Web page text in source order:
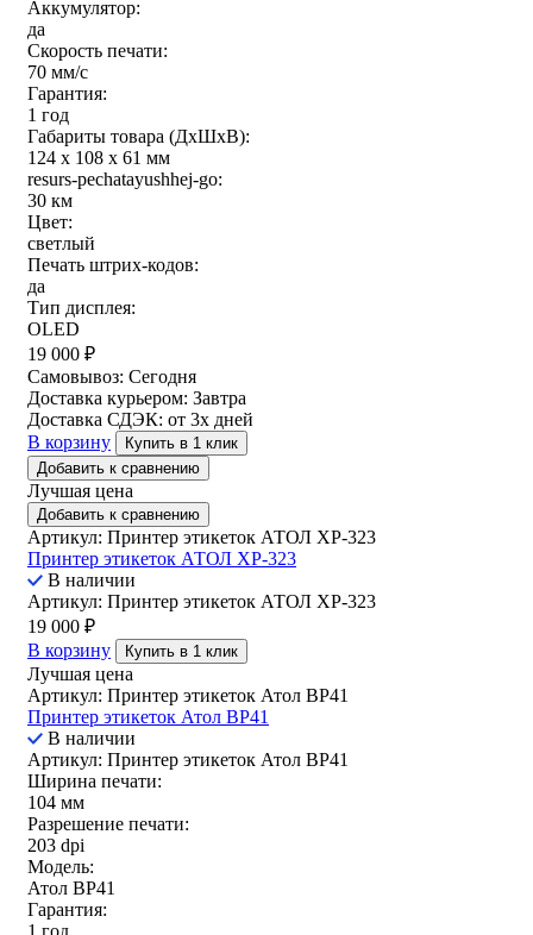
Аккумулятор:
да
Скорость печати:
70 мм/с
Гарантия:
1 год
Габариты товара (ДxШxВ):
124 x 108 x 61 мм
resurs-pechatayushhej-go:
30 км
Цвет:
светлый
Печать штрих-кодов:
да
Тип дисплея:
OLED
19 000 ₽
Самовывоз: Сегодня
Доставка курьером: Завтра
Доставка СДЭК: от 3х дней
В корзину
Купить в 1 клик
Добавить к сравнению
Лучшая цена
Добавить к сравнению
Артикул: Принтер этикеток АТОЛ XP-323
Принтер этикеток АТОЛ XP-323
В наличии
Артикул: Принтер этикеток АТОЛ XP-323
19 000 ₽
В корзину
Купить в 1 клик
Лучшая цена
Артикул: Принтер этикеток Атол ВР41
Принтер этикеток Атол ВР41
В наличии
Артикул: Принтер этикеток Атол ВР41
Ширина печати:
104 мм
Разрешение печати:
203 dpi
Модель:
Атол BP41
Гарантия: